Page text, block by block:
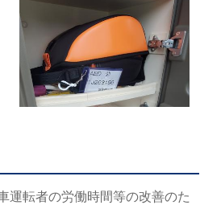
運転者の労働時間等の改善のた